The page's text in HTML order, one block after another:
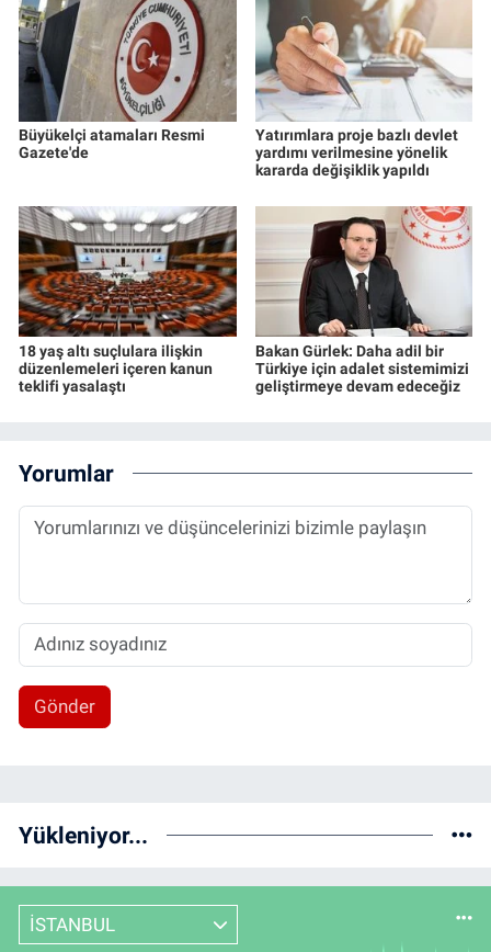
Büyükelçi atamaları Resmi
Gazete'de
Yatırımlara proje bazlı devlet
yardımı verilmesine yönelik
kararda değişiklik yapıldı
18 yaş altı suçlulara ilişkin
düzenlemeleri içeren kanun
teklifi yasalaştı
Bakan Gürlek: Daha adil bir
Türkiye için adalet sistemimizi
geliştirmeye devam edeceğiz
Yorumlar
Gönder
Yükleniyor...
İSTANBUL